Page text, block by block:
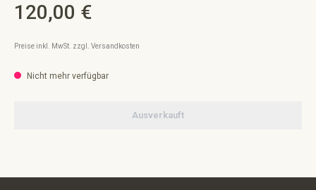
Regulärer Preis:
120,00 €
Preise inkl. MwSt. zzgl. Versandkosten
Nicht mehr verfügbar
Ausverkauft